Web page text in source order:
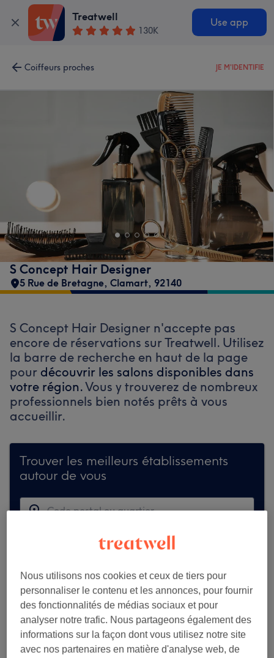
Treatwell
130K
Use app
Coiffeurs proches JE M'IDENTIFIE
S Concept Hair Designer
5 Rue de Bretagne, Clamart, 92140
S Concept Hair Designer n'accepte pas
encore de réservations sur Treatwell. Utilisez
la barre de recherche en haut de la page
pour découvrir les salons disponibles dans
votre région.Vous y trouverez de nombreux
professionnels bien notés prêts à vous
accueillir.
Trouver les meilleurs établissements
autour de vous
Recherchez sur Treatwell
Voir plus d'établissements
Nous utilisons nos cookies et ceux de tiers pour
personnaliser le contenu et les annonces, pour fournir
des fonctionnalités de médias sociaux et pour
analyser notre trafic. Nous partageons également des
informations sur la façon dont vous utilisez notre site
avec nos partenaires en matière d'analyse web, de